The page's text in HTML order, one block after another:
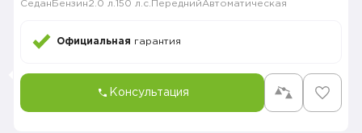
Седан Бензин2.0 л. 150 л.с. ПереднийАвтоматическая
Официальная гарантия
Консультация